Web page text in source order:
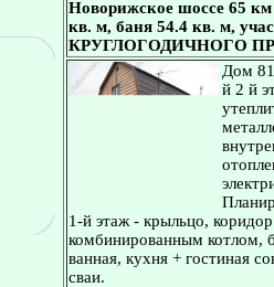
Новорижское шоссе 65
кв. м, баня 54.4 кв. м,
КРУГЛОГОДИЧНОГО
Дом
й 2 й
1-й этаж - крыльцо,
комбинированным котлом,
ванная, кухня + гостиная
сваи.